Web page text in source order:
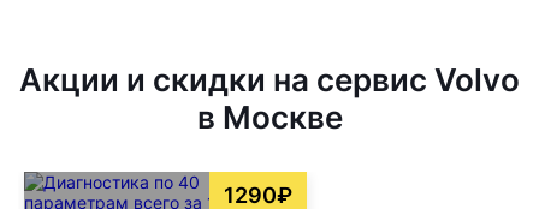
Акции и скидки на сервис Volvo
в Москве
1290₽